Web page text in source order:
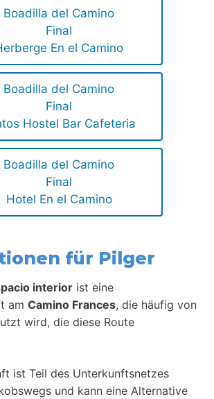
Boadilla del Camino
Final
En el Camino
Boadilla del Camino
Final
Hostel Bar Cafeteria
Boadilla del Camino
Final
Hotel En el Camino
für Pilger
interior ist eine
am Camino Frances, die häufig von
wird, die diese Route
ist Teil des Unterkunftsnetzes
und kann eine Alternative